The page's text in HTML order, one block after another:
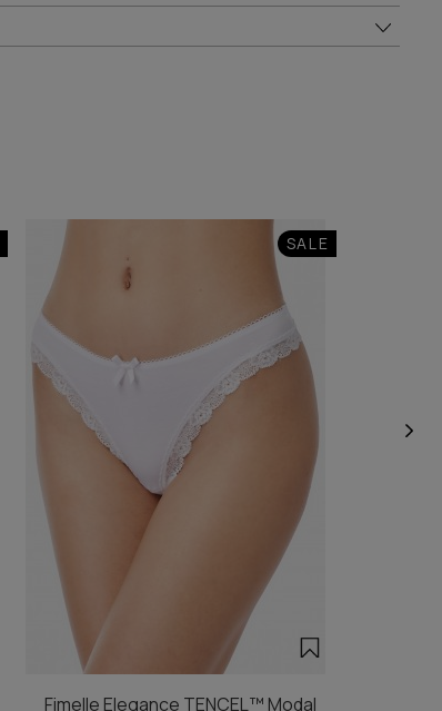
SALE
Fimelle Elegance TENCEL™ Modal